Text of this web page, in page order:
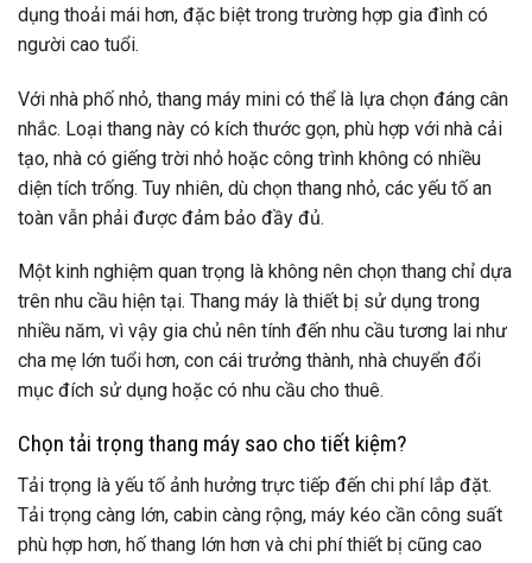
dụng thoải mái hơn, đặc biệt trong trường hợp gia đình có
người cao tuổi.
Với nhà phố nhỏ, thang máy mini có thể là lựa chọn đáng cân
nhắc. Loại thang này có kích thước gọn, phù hợp với nhà cải
tạo, nhà có giếng trời nhỏ hoặc công trình không có nhiều
diện tích trống. Tuy nhiên, dù chọn thang nhỏ, các yếu tố an
toàn vẫn phải được đảm bảo đầy đủ.
Một kinh nghiệm quan trọng là không nên chọn thang chỉ dựa
trên nhu cầu hiện tại. Thang máy là thiết bị sử dụng trong
nhiều năm, vì vậy gia chủ nên tính đến nhu cầu tương lai như
cha mẹ lớn tuổi hơn, con cái trưởng thành, nhà chuyển đổi
mục đích sử dụng hoặc có nhu cầu cho thuê.
Chọn tải trọng thang máy sao cho tiết kiệm?
Tải trọng là yếu tố ảnh hưởng trực tiếp đến chi phí lắp đặt.
Tải trọng càng lớn, cabin càng rộng, máy kéo cần công suất
phù hợp hơn, hố thang lớn hơn và chi phí thiết bị cũng cao